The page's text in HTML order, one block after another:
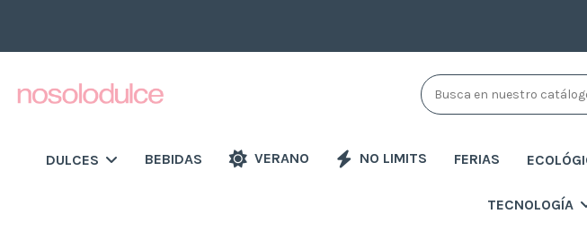
DULCES BEBIDAS VERANO NO LIMITS FERIAS
TECNOLOGÍA